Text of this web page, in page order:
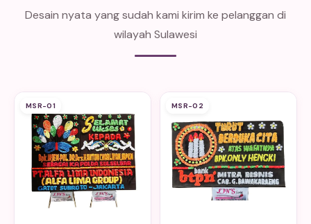
Desain nyata yang sudah kami kirim ke pelanggan di
wilayah Sulawesi
MSR-01 MSR-02